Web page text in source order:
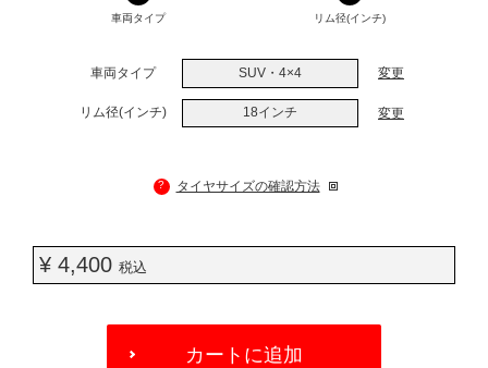
車両タイプ リム径(インチ)
車両タイプ SUV・4×4 変更
リム径(インチ) 18インチ 変更
? タイヤサイズの確認方法
¥ 4,400 税込
カートに追加